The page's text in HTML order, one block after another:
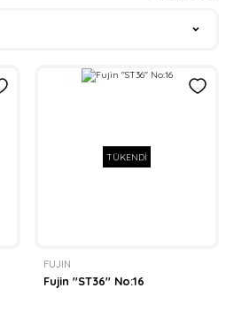
TÜKENDİ
FUJIN
Fujin ''ST36'' No:16